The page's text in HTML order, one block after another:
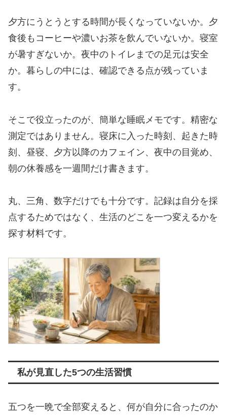
夕方にうとうとする時間が長くなっていないか。夕
食後もコーヒーや濃いお茶を飲んでいないか。寝室
が暑すぎないか。夜中のトイレまでの足元は安全
か。暮らしの中には、確認できる点が残っていま
す。
そこで役立ったのが、簡単な睡眠メモです。精密な
測定ではありません。寝床に入った時刻、起きた時
刻、昼寝、夕方以降のカフェイン、夜中の目覚め、
朝の休養感を一週間だけ書きます。
丸、三角、数字だけでも十分です。記録は自分を採
点するためではなく、生活のどこを一つ変えるかを
探す材料です。
私が見直した5つの生活習慣
五つを一晩で全部変えると、何が自分に合ったのか